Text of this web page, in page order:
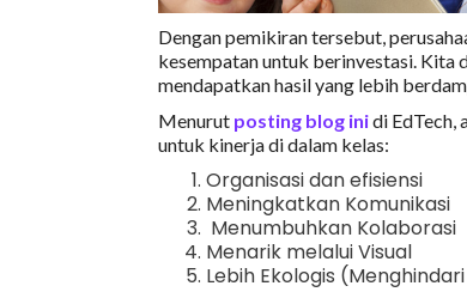
Dengan pemikiran tersebut,
kesempatan untuk berinvestasi. Kita
mendapatkan hasil yang lebih
Menurut posting blog inidi EdTech,
untuk kinerja di dalam kelas:
Organisasi dan efisiensi
Meningkatkan Komunikasi
Menumbuhkan Kolaborasi
Menarik melalui Visual
Lebih Ekologis